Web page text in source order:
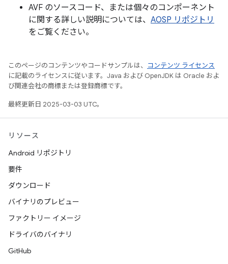
AVF のソースコード、または個々のコンポーネント
に関する詳しい説明については、 AOSP リポジトリ
をご覧ください。
このページのコンテンツやコードサンプルは、
コンテンツ ライセンス
に記載のライセンスに従います。Java および OpenJDK は Oracle およ
び関連会社の商標または登録商標です。
最終更新日 2025-03-03 UTC。
リソース
Android リポジトリ
要件
ダウンロード
バイナリのプレビュー
ファクトリー イメージ
ドライバのバイナリ
GitHub